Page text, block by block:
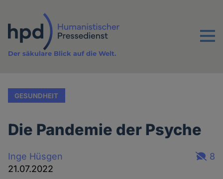
Inhalt
Menu
Der säkulare Blick auf die Welt.
GESUNDHEIT
Die Pandemie der Psyche
Inge Hüsgen
21.07.2022
8